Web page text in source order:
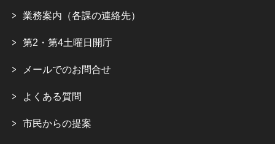
業務案内（各課の連絡先）
第2・第4土曜日開庁
メールでのお問合せ
よくある質問
市民からの提案